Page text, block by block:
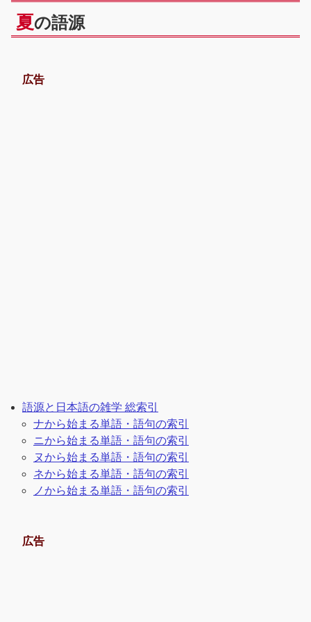
夏の語源
広告
語源と日本語の雑学 総索引
ナから始まる単語・語句の索引
ニから始まる単語・語句の索引
ヌから始まる単語・語句の索引
ネから始まる単語・語句の索引
ノから始まる単語・語句の索引
広告